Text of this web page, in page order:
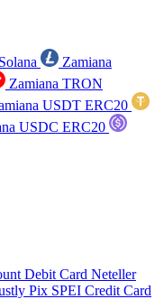
Zamiana
Zamiana TRON
USDT ERC20
USDC ERC20
Debit Card Neteller
Pix SPEI Credit Card